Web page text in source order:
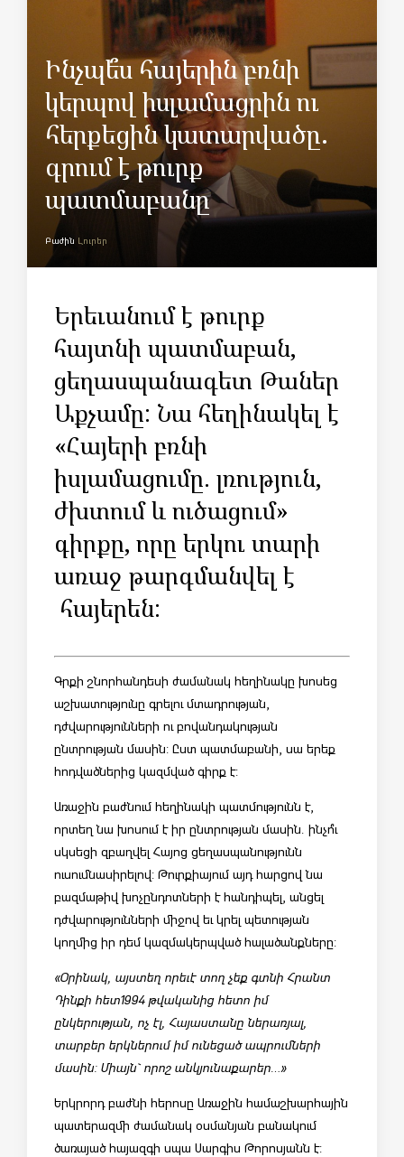
Ինչպե՞ս հայերին բռնի
կերպով իսլամացրին ու
հերքեցին կատարվածը.
գրում է թուրք
պատմաբանը
Բաժին Լուրեր
Երեւանում է թուրք
հայտնի պատմաբան,
ցեղասպանագետ Թաներ
Աքչամը: Նա հեղինակել է
«Հայերի բռնի
իսլամացումը. լռություն,
ժխտում և ուծացում»
գիրքը, որը երկու տարի
առաջ թարգմանվել է
հայերեն:
Գրքի շնորհանդեսի ժամանակ հեղինակը խոսեց
աշխատությունը գրելու մտադրության,
դժվարությունների ու բովանդակության
ընտրության մասին: Ըստ պատմաբանի, սա երեք
հոդվածներից կազմված գիրք է:
Առաջին բաժնում հեղինակի պատմությունն է,
որտեղ նա խոսում է իր ընտրության մասին. ինչո՞ւ
սկսեցի զբաղվել Հայոց ցեղասպանությունն
ուսումնասիրելով: Թուրքիայում այդ հարցով նա
բազմաթիվ խոչընդոտների է հանդիպել, անցել
դժվարությունների միջով եւ կրել պետության
կողմից իր դեմ կազմակերպված հալածանքները:
«Օրինակ, այստեղ որեւէ տող չեք գտնի Հրանտ
Դինքի հետ1994 թվականից հետո իմ
ընկերության, ոչ էլ, Հայաստանը ներառյալ,
տարբեր երկներում իմ ունեցած ապրումների
մասին: Միայն` որոշ անկյունաքարեր…»
Երկրորդ բաժնի հերոսը Առաջին համաշխարհային
պատերազմի ժամանակ օսմանյան բանակում
ծառայած հայազգի սպա Սարգիս Թորոսյանն է: